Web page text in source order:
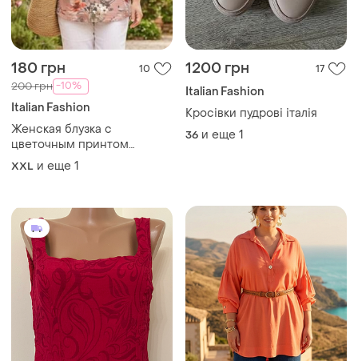
180 грн 10
200 грн -10%
Italian Fashion
Женская блузка с
цветочным принтом
выполнена в италии,
состоит из смеси 55%
текстура в виде марлевки
XXL и еще 1
1200 грн 17
Italian Fashion
Кросівки пудрові італія
36 и еще 1